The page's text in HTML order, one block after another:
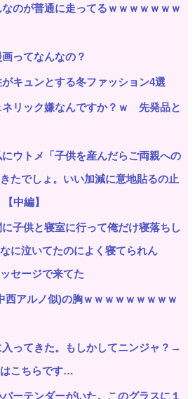
なのが普通に走ってるｗｗｗｗｗｗｗ
ってなんなの？
キュンとする冬ファッション4選
ネリック嫌なんですか？ｗ 先発品と
ウトメ「子供を産んだらご両親への
たでしょ。いい加減に意地貼るの止
中編】
子供と寝室に行って俺だけ寝落ちし
に泣いてたのによく寝てられん
セージで来てた
西アルノ似)の胸ｗｗｗｗｗｗｗｗｗ
ってきた。もしかしてニンジャ？→
こちらです…
ーテンダーがいた。このグラスに１